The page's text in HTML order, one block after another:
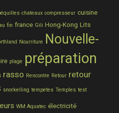
chateaux compresseur cuisine
fin france Gili Hong-Kong Lits
Nourriture Nouvelle-
plage préparation
rasso Rencontre Retour retour
snorkelling tempetes Temples test
WM Aquatec électricité